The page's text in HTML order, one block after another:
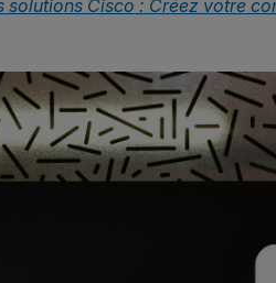
Cisco : Créez votre